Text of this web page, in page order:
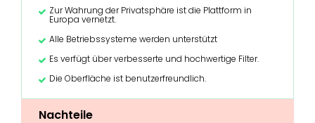
Zur Wahrung der Privatsphäre ist die Plattform in
Europa vernetzt.
Alle Betriebssysteme werden unterstützt
Es verfügt über verbesserte und hochwertige Filter.
Die Oberfläche ist benutzerfreundlich.
Nachteile